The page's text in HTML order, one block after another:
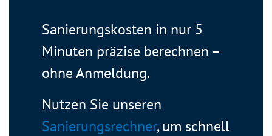
Sanierungskosten in nur 5
Minuten präzise berechnen –
ohne Anmeldung.
Nutzen Sie unseren
Sanierungsrechner, um schnell